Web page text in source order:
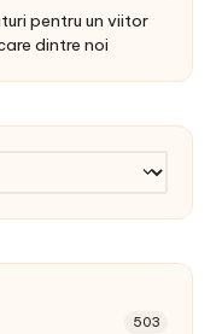
pentru un viitor
dintre noi
503